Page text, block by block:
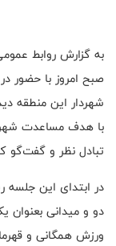
به گزارش روابط
شهردار این منطقه
با هدف مساعدت
تبادل نظر و گفت‌گو
در ابتدای این جلسه
دو و میدانی
ورزش همگانی و